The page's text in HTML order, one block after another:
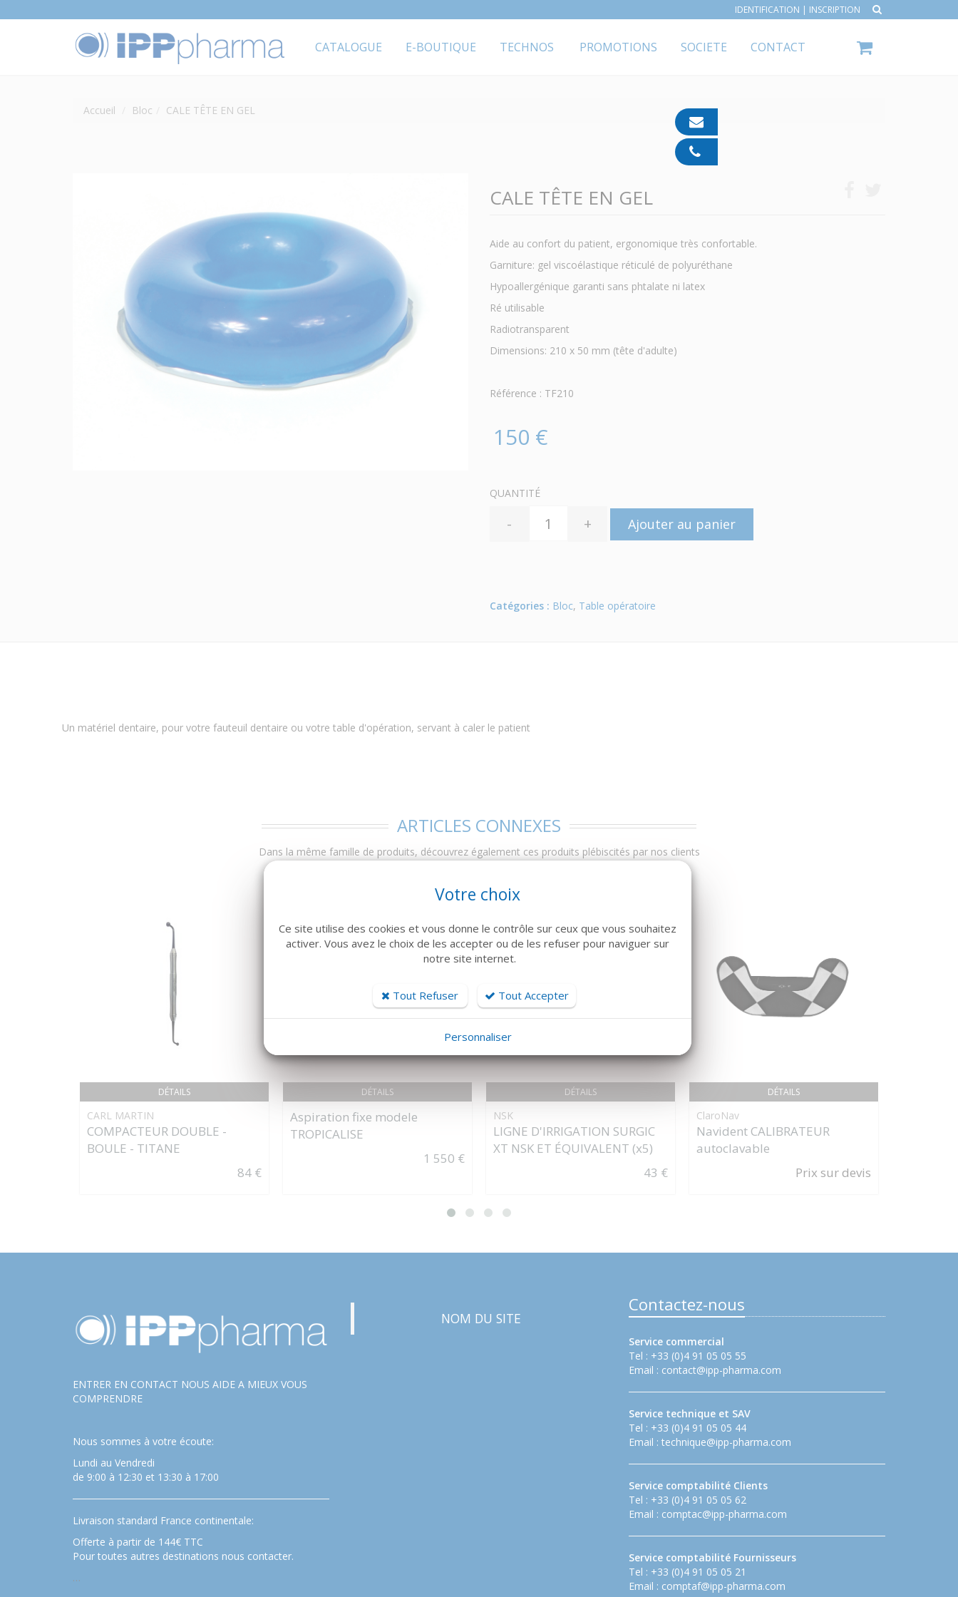
IDENTIFICATION | INSCRIPTION
CATALOGUE E-BOUTIQUE TECHNOS PROMOTIONS SOCIETE CONTACT
Accueil Bloc CALE TÊTE EN GEL
CALE TÊTE EN GEL
Aide au confort du patient, ergonomique très confortable.
Garniture: gel viscoélastique réticulé de polyuréthane
Hypoallergénique garanti sans phtalate ni latex
Ré utilisable
Radiotransparent
Dimensions: 210 x 50 mm (tête d'adulte)
Référence : TF210
150 €
QUANTITÉ
- + Ajouter au panier
Catégories : Bloc, Table opératoire
Un matériel dentaire, pour votre fauteuil dentaire ou votre table d'opération, servant à caler le patient
ARTICLES CONNEXES
Dans la même famille de produits, découvrez également ces produits plébiscités par nos clients
DÉTAILS
CARL MARTIN
COMPACTEUR DOUBLE -
BOULE - TITANE
84 €
DÉTAILS
Aspiration fixe modele
TROPICALISE
1 550 €
DÉTAILS
NSK
LIGNE D'IRRIGATION SURGIC
XT NSK ET ÉQUIVALENT (x5)
43 €
DÉTAILS
ClaroNav
Navident CALIBRATEUR
autoclavable
Prix sur devis
ENTRER EN CONTACT NOUS AIDE A MIEUX VOUS
COMPRENDRE
Nous sommes à votre écoute:
Lundi au Vendredi
de 9:00 à 12:30 et 13:30 à 17:00
Livraison standard France continentale:
Offerte à partir de 144€ TTC
Pour toutes autres destinations nous contacter.
…
NOM DU SITE
Contactez-nous
Service commercial
Tel : +33 (0)4 91 05 05 55
Email : contact@ipp-pharma.com
Service technique et SAV
Tel : +33 (0)4 91 05 05 44
Email : technique@ipp-pharma.com
Service comptabilité Clients
Tel : +33 (0)4 91 05 05 62
Email : comptac@ipp-pharma.com
Service comptabilité Fournisseurs
Tel : +33 (0)4 91 05 05 21
Email : comptaf@ipp-pharma.com
pharma.com
91
Votre choix
Ce site utilise des cookies et vous donne le contrôle sur ceux que vous souhaitez
activer. Vous avez le choix de les accepter ou de les refuser pour naviguer sur
notre site internet.
Tout Refuser Tout Accepter
Personnaliser